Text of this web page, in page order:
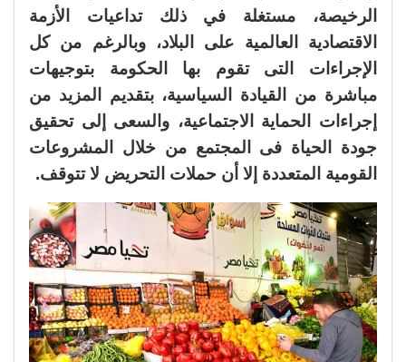
الرخيصة، مستغلة في ذلك تداعيات الأزمة
الاقتصادية العالمية على البلاد، وبالرغم من كل
الإجراءات التى تقوم بها الحكومة بتوجيهات
مباشرة من القيادة السياسية، بتقديم المزيد من
إجراءات الحماية الاجتماعية، والسعى إلى تحقيق
جودة الحياة فى المجتمع من خلال المشروعات
القومية المتعددة إلا أن حملات التحريض لا تتوقف.